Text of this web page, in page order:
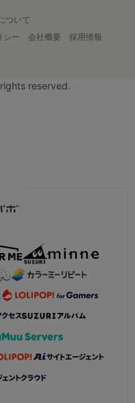
ついて
シー 会社概要
採用情報
reserved.